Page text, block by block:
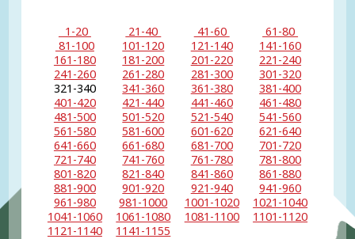
1-20 21-40 41-60
61-80
81-100
101-120 121-140
141-160
161-180
181-200 201-220
221-240
241-260
261-280 281-300
301-320
321-340
341-360 361-380
381-400
401-420
421-440 441-460
461-480
481-500
501-520 521-540
541-560
561-580
581-600 601-620
621-640
641-660
661-680 681-700
701-720
721-740
741-760 761-780
781-800
801-820
821-840 841-860
861-880
881-900
901-920 921-940
941-960
961-980
981-1000 1001-1020
1021-1040
1041-1060
1061-1080 1081-1100
1101-1120
1121-1140
1141-1155